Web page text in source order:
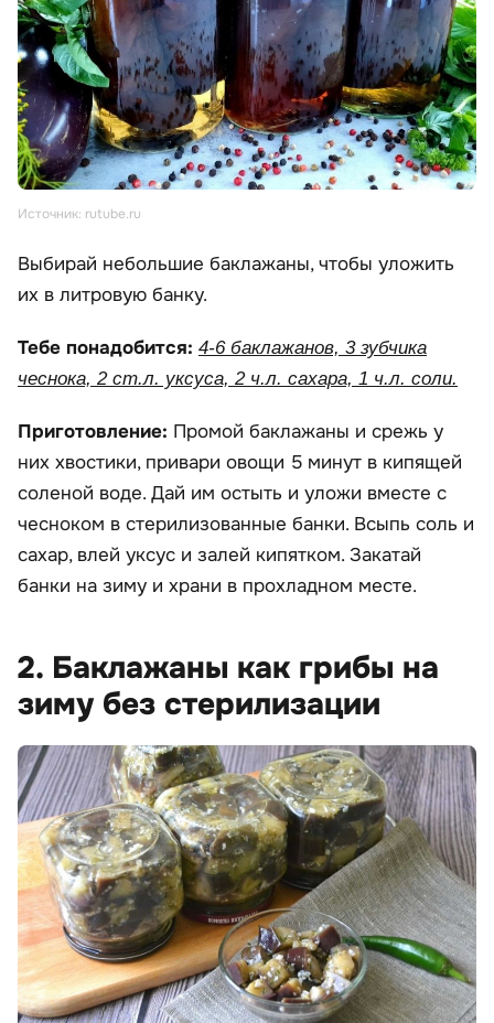
Источник: rutube.ru
Выбирай небольшие баклажаны, чтобы уложить
их в литровую банку.
Тебе понадобится: 4-6 баклажанов, 3 зубчика
чеснока, 2 ст.л. уксуса, 2 ч.л. сахара, 1 ч.л. соли.
Приготовление: Промой баклажаны и срежь у
них хвостики, привари овощи 5 минут в кипящей
соленой воде. Дай им остыть и уложи вместе с
чесноком в стерилизованные банки. Всыпь соль и
сахар, влей уксус и залей кипятком. Закатай
банки на зиму и храни в прохладном месте.
2. Баклажаны как грибы на
зиму без стерилизации